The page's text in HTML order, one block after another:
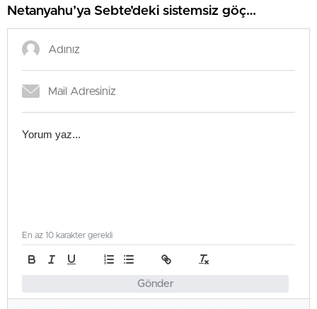
Netanyahu’ya Sebte’deki sistemsiz göç
teşebbüsleriyle ilgili suçlama
Gönder
En az 10 karakter gerekli